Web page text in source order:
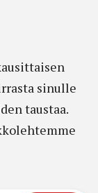
sinulle
taustaa.